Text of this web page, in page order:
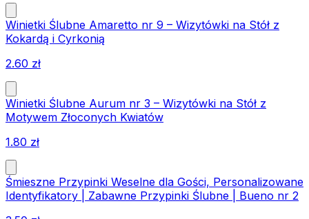
Winietki Ślubne Amaretto nr 9 – Wizytówki na Stół z
Kokardą i Cyrkonią
2.60 zł
Winietki Ślubne Aurum nr 3 – Wizytówki na Stół z
Motywem Złoconych Kwiatów
1.80 zł
Śmieszne Przypinki Weselne dla Gości, Personalizowane
Identyfikatory | Zabawne Przypinki Ślubne | Bueno nr 2